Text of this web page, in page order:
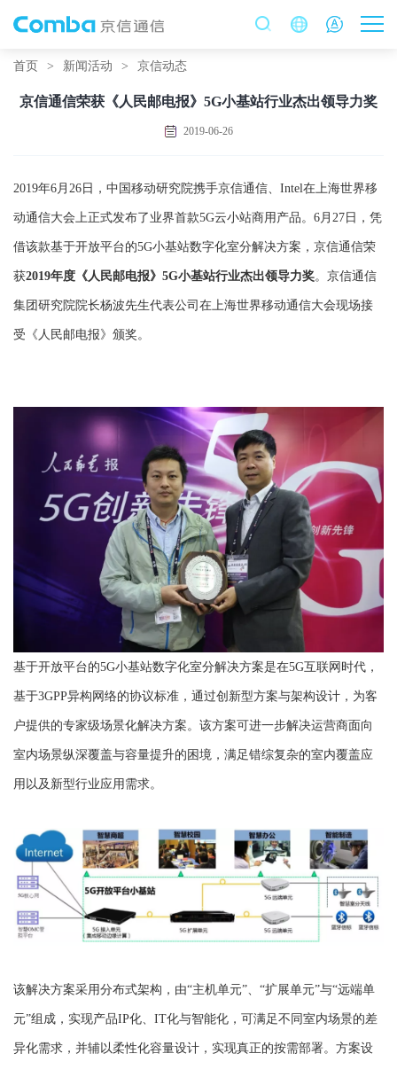
首页 > 新闻活动 > 京信动态
京信通信荣获《人民邮电报》5G小基站行业杰出领导力奖
2019-06-26
2019年6月26日，中国移动研究院携手京信通信、Intel在上海世界移
动通信大会上正式发布了业界首款5G云小站商用产品。6月27日，凭
借该款基于开放平台的5G小基站数字化室分解决方案，京信通信荣
获2019年度《人民邮电报》5G小基站行业杰出领导力奖。京信通信
集团研究院院长杨波先生代表公司在上海世界移动通信大会现场接
受《人民邮电报》颁奖。
基于开放平台的5G小基站数字化室分解决方案是在5G互联网时代，
基于3GPP异构网络的协议标准，通过创新型方案与架构设计，为客
户提供的专家级场景化解决方案。该方案可进一步解决运营商面向
室内场景纵深覆盖与容量提升的困境，满足错综复杂的室内覆盖应
用以及新型行业应用需求。
该解决方案采用分布式架构，由“主机单元”、“扩展单元”与“远端单
元”组成，实现产品IP化、IT化与智能化，可满足不同室内场景的差
异化需求，并辅以柔性化容量设计，实现真正的按需部署。方案设